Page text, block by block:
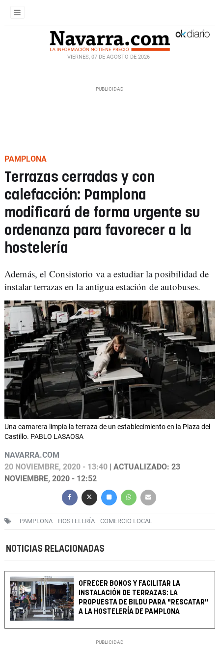
VIERNES, 07 DE AGOSTO DE 2026
PAMPLONA
Terrazas cerradas y con
calefacción: Pamplona
modificará de forma urgente su
ordenanza para favorecer a la
hostelería
Además, el Consistorio va a estudiar la posibilidad de
instalar terrazas en la antigua estación de autobuses.
Una camarera limpia la terraza de un establecimiento en la Plaza del
Castillo. PABLO LASAOSA
NAVARRA.COM
20 NOVIEMBRE, 2020 - 13:40 | ACTUALIZADO: 23
NOVIEMBRE, 2020 - 12:52
PAMPLONA HOSTELERÍA COMERCIO LOCAL
NOTICIAS RELACIONADAS
OFRECER BONOS Y FACILITAR LA
INSTALACIÓN DE TERRAZAS: LA
PROPUESTA DE BILDU PARA "RESCATAR"
A LA HOSTELERÍA DE PAMPLONA